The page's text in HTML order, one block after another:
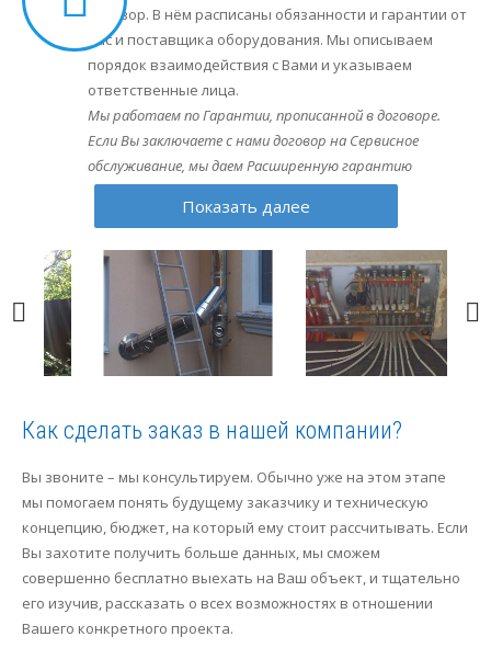
договор. В нём расписаны обязанности и гарантии от
нас и поставщика оборудования. Мы описываем
порядок взаимодействия с Вами и указываем
ответственные лица.
Мы работаем по Гарантии, прописанной в договоре.
Если Вы заключаете с нами договор на Сервисное
обслуживание, мы даем Расширенную гарантию
Показать далее
Как сделать заказ в нашей компании?
Вы звоните – мы консультируем. Обычно уже на этом этапе
мы помогаем понять будущему заказчику и техническую
концепцию, бюджет, на который ему стоит рассчитывать. Если
Вы захотите получить больше данных, мы сможем
совершенно бесплатно выехать на Ваш объект, и тщательно
его изучив, рассказать о всех возможностях в отношении
Вашего конкретного проекта.